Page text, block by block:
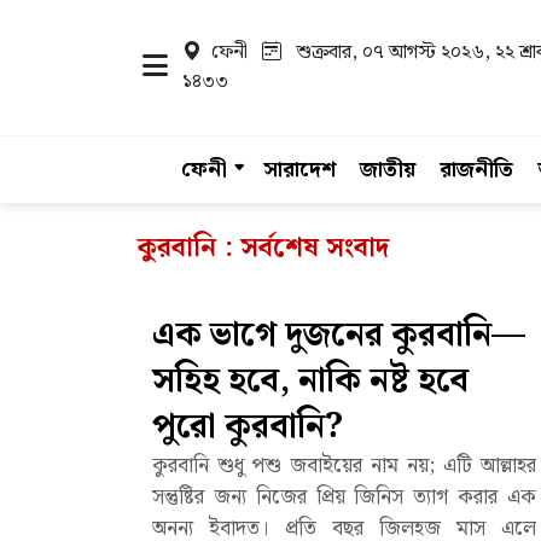
ফেনী শুক্রবার, ০৭ আগস্ট ২০২৬, ২২
১৪৩৩
ফেনী সারাদেশ জাতীয় রাজনীতি
কুরবানি : সর্বশেষ সংবাদ
এক ভাগে দুজনের কুরবানি—
সহিহ হবে, নাকি নষ্ট হবে
পুরো কুরবানি?
কুরবানি শুধু পশু জবাইয়ের নাম নয়; এটি আল্লাহর
সন্তুষ্টির জন্য নিজের প্রিয় জিনিস ত্যাগ করার এক
অনন্য ইবাদত। প্রতি বছর জিলহজ মাস এলে